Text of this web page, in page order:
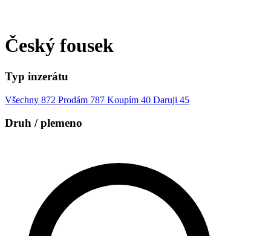
Český fousek
Typ inzerátu
Všechny 872 Prodám 787 Koupím 40 Daruji 45
Druh / plemeno